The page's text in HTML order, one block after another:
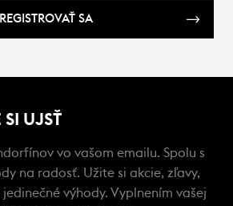
REGISTROVAŤ SA
UJSŤ
vo vašom emailu. Spolu s
na radosť. Užite si akcie, zľavy,
výhody. Vyplnením vašej